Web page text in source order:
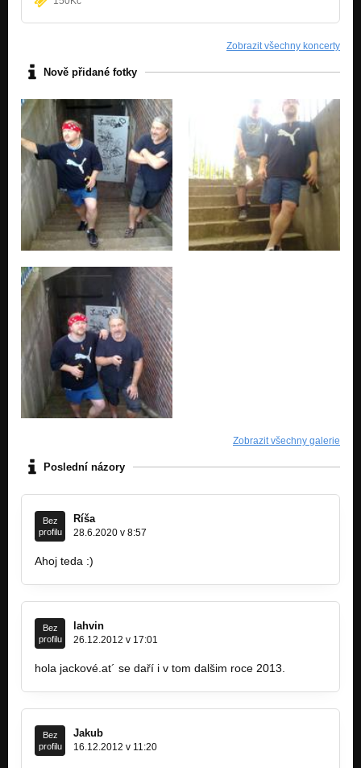
Zobrazit všechny koncerty
Nově přidané fotky
Zobrazit všechny galerie
Poslední názory
Bez
profilu
Ríša
28.6.2020 v 8:57
Ahoj teda :)
Bez
profilu
lahvin
26.12.2012 v 17:01
hola jackové.at´ se daří i v tom dalšim roce 2013.
Bez
profilu
Jakub
16.12.2012 v 11:20